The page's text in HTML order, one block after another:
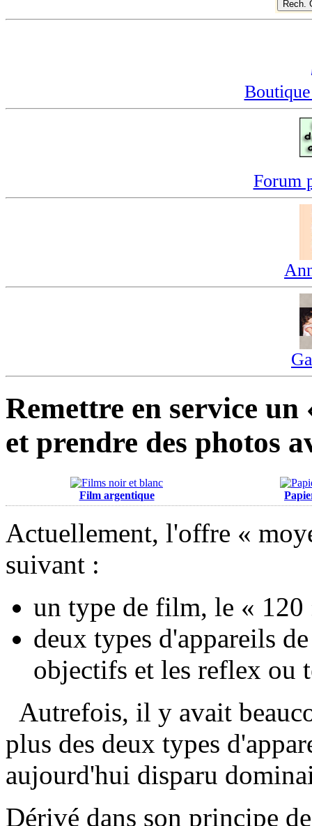
Forum
Remettre en service un
et prendre des photos
Film argentique
Actuellement, l'offre «
suivant :
un type de film, le « 120
deux types d'appareils
objectifs et les reflex ou
Autrefois, il y avait
plus des deux types
aujourd'hui disparu
Dérivé dans son principe